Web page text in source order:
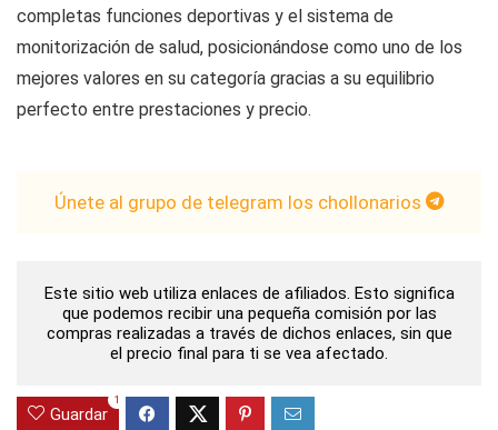
completas funciones deportivas y el sistema de
monitorización de salud, posicionándose como uno de los
mejores valores en su categoría gracias a su equilibrio
perfecto entre prestaciones y precio.
Únete al grupo de telegram los chollonarios
Este sitio web utiliza enlaces de afiliados. Esto significa
que podemos recibir una pequeña comisión por las
compras realizadas a través de dichos enlaces, sin que
el precio final para ti se vea afectado.
Guardar
1